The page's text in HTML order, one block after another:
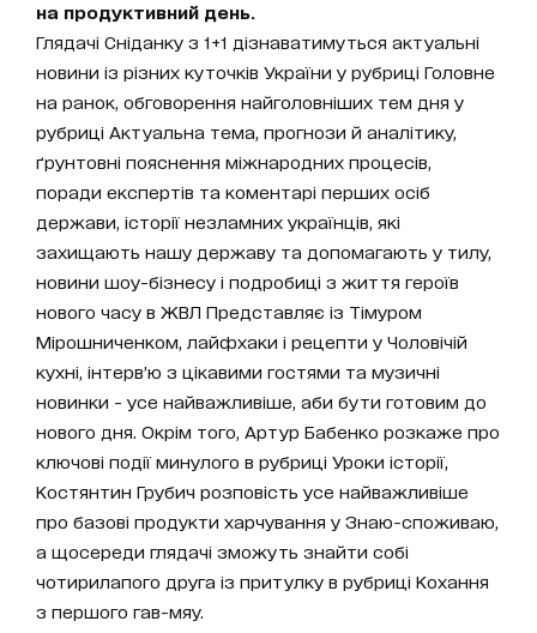
на продуктивний день.
Глядачі Сніданку з 1+1 дізнаватимуться актуальні
новини із різних куточків України у рубриці Головне
на ранок, обговорення найголовніших тем дня у
рубриці Актуальна тема, прогнози й аналітику,
ґрунтовні пояснення міжнародних процесів,
поради експертів та коментарі перших осіб
держави, історії незламних українців, які
захищають нашу державу та допомагають у тилу,
новини шоу-бізнесу і подробиці з життя героїв
нового часу в ЖВЛ Представляє із Тімуром
Мірошниченком, лайфхаки і рецепти у Чоловічій
кухні, інтерв’ю з цікавими гостями та музичні
новинки - усе найважливіше, аби бути готовим до
нового дня. Окрім того, Артур Бабенко розкаже про
ключові події минулого в рубриці Уроки історії,
Костянтин Грубич розповість усе найважливіше
про базові продукти харчування у Знаю-споживаю,
а щосереди глядачі зможуть знайти собі
чотирилапого друга із притулку в рубриці Кохання
з першого гав-мяу.